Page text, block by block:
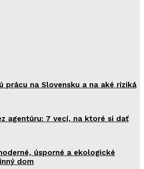
prácu na Slovensku a na aké riziká
agentúru: 7 vecí, na ktoré si dať
úsporné a ekologické
dom